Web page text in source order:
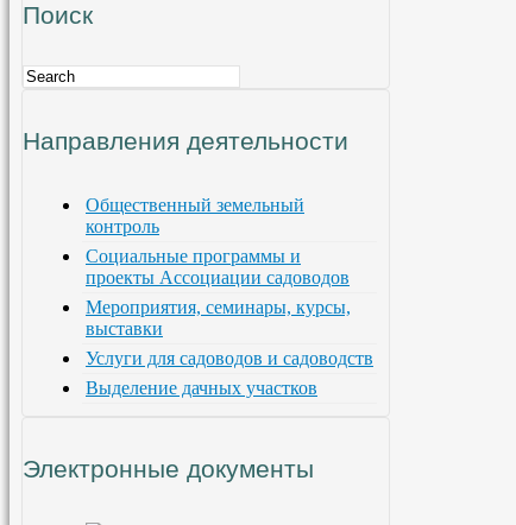
Поиск
Направления деятельности
Общественный земельный
контроль
Социальные программы и
проекты Ассоциации садоводов
Мероприятия, семинары, курсы,
выставки
Услуги для садоводов и садоводств
Выделение дачных участков
Электронные документы